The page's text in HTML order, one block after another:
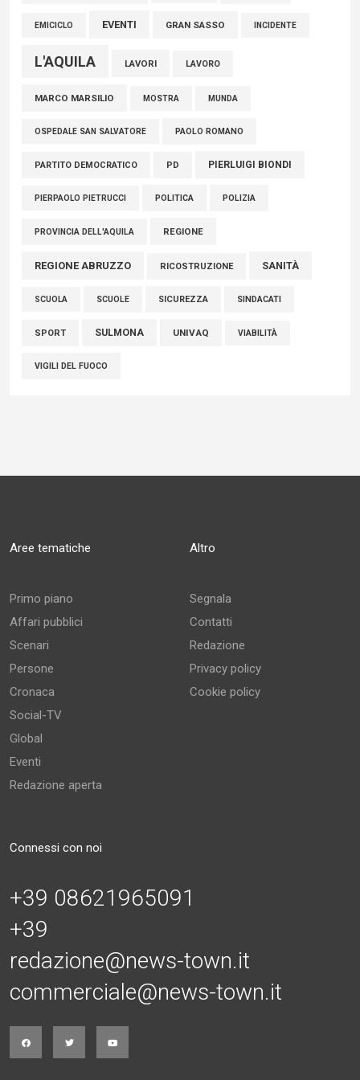
EMICICLO EVENTI GRAN SASSO INCIDENTE
L'AQUILA LAVORI LAVORO
MARCO MARSILIO MOSTRA MUNDA
OSPEDALE SAN SALVATORE PAOLO ROMANO
PARTITO DEMOCRATICO PD PIERLUIGI BIONDI
PIERPAOLO PIETRUCCI POLITICA POLIZIA
PROVINCIA DELL'AQUILA REGIONE
REGIONE ABRUZZO RICOSTRUZIONE SANITÀ
SCUOLA SCUOLE SICUREZZA SINDACATI
SPORT SULMONA UNIVAQ VIABILITÀ
VIGILI DEL FUOCO
Aree tematiche
Primo piano
Affari pubblici
Scenari
Persone
Cronaca
Social-TV
Global
Eventi
Redazione aperta
Altro
Segnala
Contatti
Redazione
Privacy policy
Cookie policy
Connessi con noi
+39 08621965091
+39
redazione@news-town.it
commerciale@news-town.it